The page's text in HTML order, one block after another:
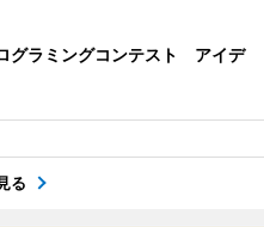
グラミングコンテスト アイデ
る